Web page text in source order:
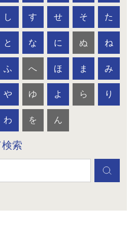
し す せ そ た
と な に ぬ ね
ふ へ ほ ま み
や ゆ よ ら り
わ を ん
索